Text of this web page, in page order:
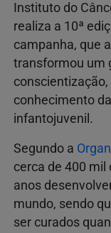
Instituto do
realiza a 10ª
campanha, que
transformou um
conhecimento
infantojuvenil.
Segundo a
cerca de 400 mil
anos
mundo, sendo
ser curados